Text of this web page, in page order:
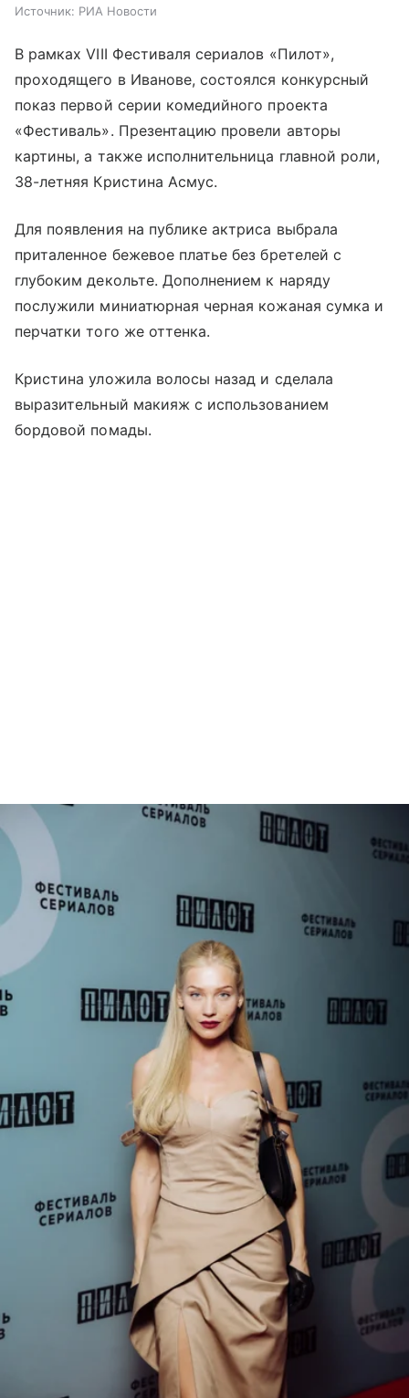
Источник: РИА Новости
В рамках VIII Фестиваля сериалов «Пилот»,
проходящего в Иванове, состоялся конкурсный
показ первой серии комедийного проекта
«Фестиваль». Презентацию провели авторы
картины, а также исполнительница главной роли,
38-летняя Кристина Асмус.
Для появления на публике актриса выбрала
приталенное бежевое платье без бретелей с
глубоким декольте. Дополнением к наряду
послужили миниатюрная черная кожаная сумка и
перчатки того же оттенка.
Кристина уложила волосы назад и сделала
выразительный макияж с использованием
бордовой помады.